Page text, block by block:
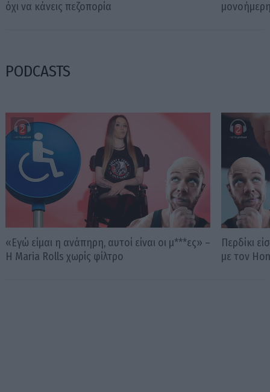
όχι να κάνεις πεζοπορία
PODCASTS
«Εγώ είμαι η ανάπηρη, αυτοί είναι οι μ***ες» –
Η Maria Rolls χωρίς φίλτρο
Περδίκι
με τον